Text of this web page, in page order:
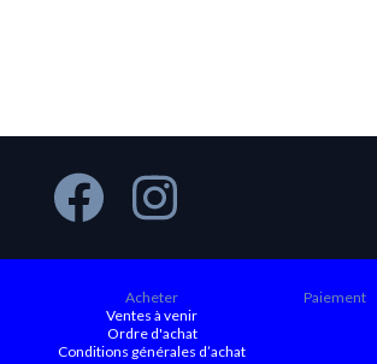
Acheter
Ventes à venir
Ordre d'achat
Conditions générales d’achat
Paiement